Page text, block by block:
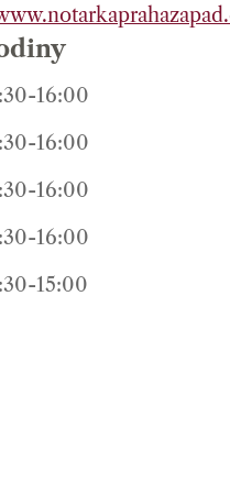
16:00
16:00
16:00
16:00
15:00